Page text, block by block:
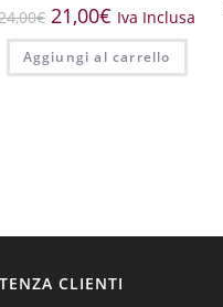
€ 21,00€ Iva Inclusa
Aggiungi al carrello
CLIENTI